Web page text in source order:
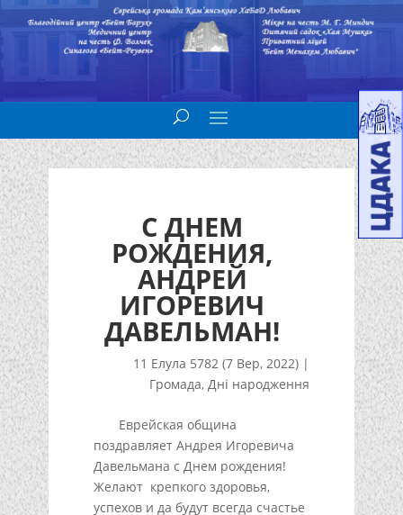
С ДНЕМ
РОЖДЕНИЯ,
АНДРЕЙ
ИГОРЕВИЧ
ДАВЕЛЬМАН!
11 Елула 5782 (7 Вер, 2022) |
Громада,Дні народження
Еврейская община
поздравляет Андрея Игоревича
Давельмана с Днем рождения!
Желают крепкого здоровья,
успехов и да будут всегда счастье